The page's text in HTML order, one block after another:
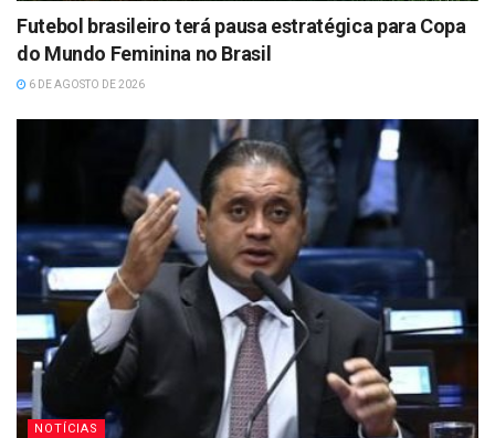
Futebol brasileiro terá pausa estratégica para Copa
do Mundo Feminina no Brasil
6 DE AGOSTO DE 2026
NOTÍCIAS